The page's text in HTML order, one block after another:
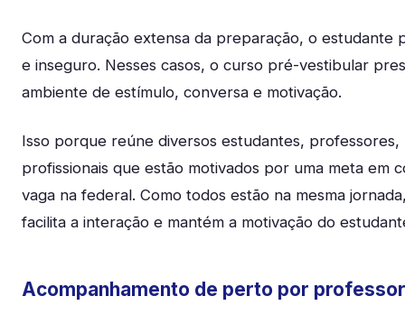
Com a duração extensa da preparação, o estudante
e inseguro. Nesses casos, o curso pré-vestibular
ambiente de estímulo, conversa e motivação.
Isso porque reúne diversos estudantes,
profissionais que estão motivados por uma meta em
vaga na federal. Como todos estão na mesma
facilita a interação e mantém a motivação do
Acompanhamento de perto por